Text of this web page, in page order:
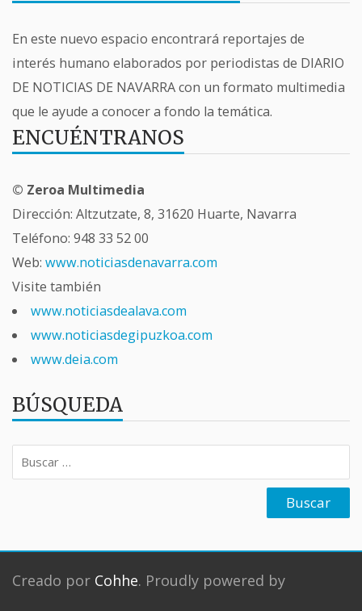
En este nuevo espacio encontrará reportajes de
interés humano elaborados por periodistas de DIARIO
DE NOTICIAS DE NAVARRA con un formato multimedia
que le ayude a conocer a fondo la temática.
ENCUÉNTRANOS
© Zeroa Multimedia
Dirección: Altzutzate, 8, 31620 Huarte, Navarra
Teléfono: 948 33 52 00
Web: www.noticiasdenavarra.com
Visite también
www.noticiasdealava.com
www.noticiasdegipuzkoa.com
www.deia.com
BÚSQUEDA
Buscar:
Creado por Cohhe. Proudly powered by